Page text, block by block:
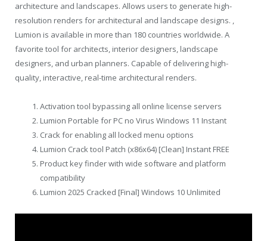
architecture and landscapes. Allows users to generate high-
resolution renders for architectural and landscape designs. ,
Lumion is available in more than 180 countries worldwide. A
favorite tool for architects, interior designers, landscape
designers, and urban planners. Capable of delivering high-
quality, interactive, real-time architectural renders.
Activation tool bypassing all online license servers
Lumion Portable for PC no Virus Windows 11 Instant
Crack for enabling all locked menu options
Lumion Crack tool Patch (x86x64) [Clean] Instant FREE
Product key finder with wide software and platform
compatibility
Lumion 2025 Cracked [Final] Windows 10 Unlimited